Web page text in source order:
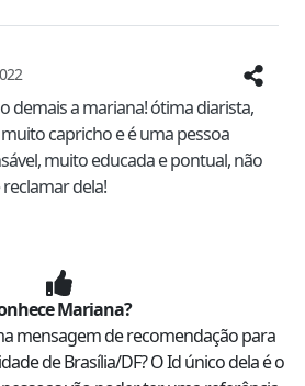
demais a mariana! ótima diarista,
capricho e é uma pessoa
muito educada e pontual, não
dela!
Mariana?
mensagem de recomendação para
deBrasília/DF? O Id único dela é o